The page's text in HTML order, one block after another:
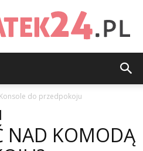
Konsole do przedpokoju
NAD KOMODĄ